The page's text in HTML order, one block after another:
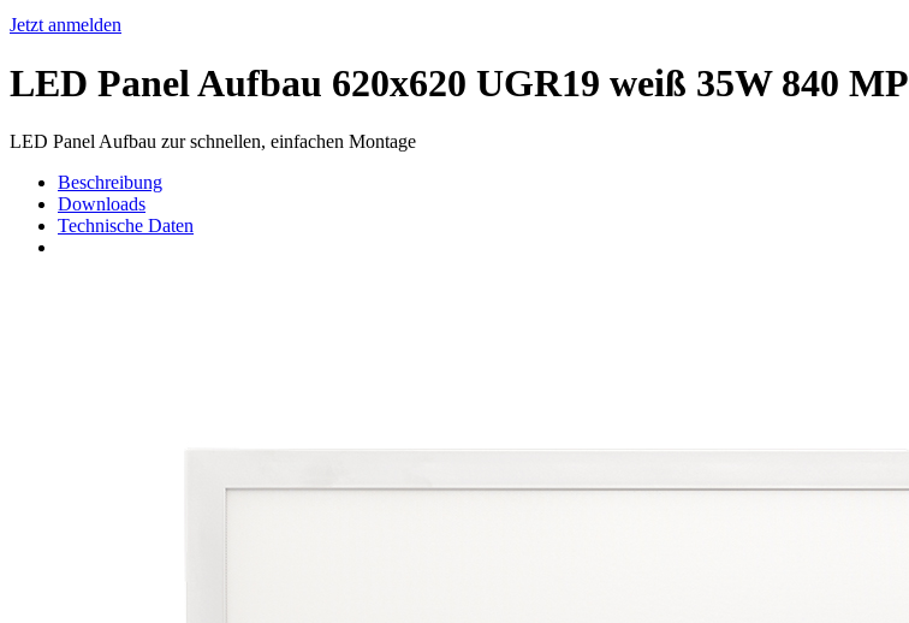
Jetzt anmelden
LED Panel Aufbau 620x620 UGR19 weiß 35W 840 MP
LED Panel Aufbau zur schnellen, einfachen Montage
Beschreibung
Downloads
Technische Daten